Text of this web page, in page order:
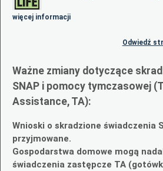
więcej informacji
Odwiedź
Ważne zmiany dotyczące
SNAP i pomocy tymczasowej
Assistance, TA):
Wnioski o skradzione świadczenia
przyjmowane.
Gospodarstwa domowe mogą
świadczenia zastępcze TA